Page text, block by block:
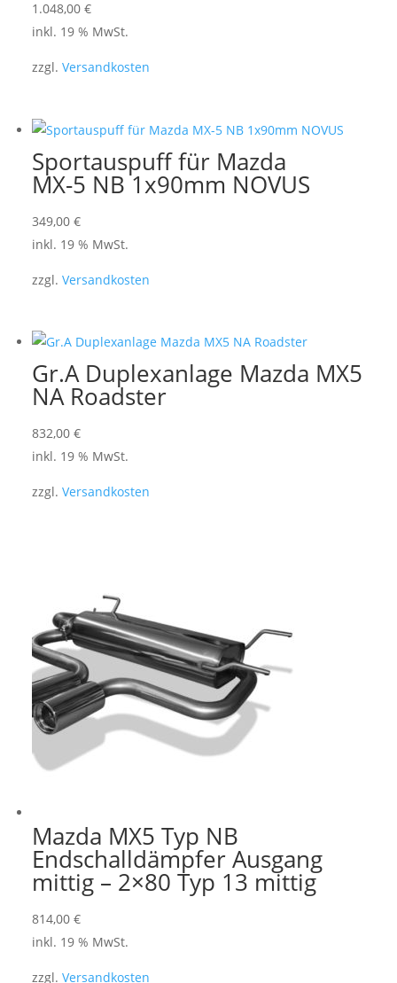
1.048,00€
inkl. 19 % MwSt.
zzgl.Versandkosten
Sportauspuff für Mazda
MX-5 NB 1x90mm NOVUS
349,00€
inkl. 19 % MwSt.
zzgl.Versandkosten
Gr.A Duplexanlage Mazda MX5
NA Roadster
832,00€
inkl. 19 % MwSt.
zzgl.Versandkosten
Mazda MX5 Typ NB
Endschalldämpfer Ausgang
mittig – 2×80 Typ 13 mittig
814,00€
inkl. 19 % MwSt.
zzgl.Versandkosten